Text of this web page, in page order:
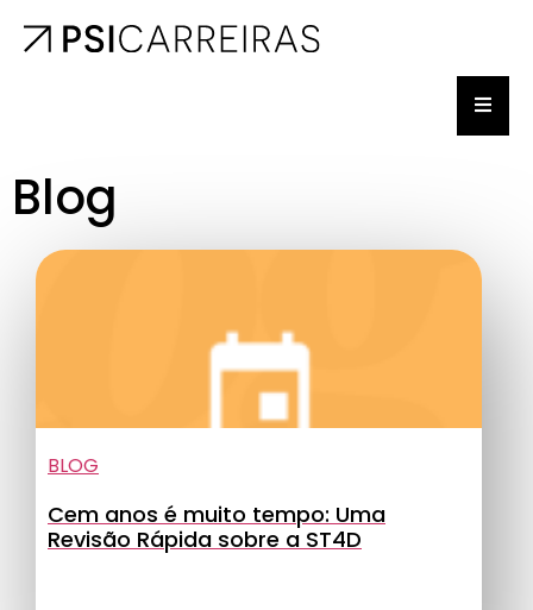
Blog
BLOG
Cem anos é muito tempo: Uma
Revisão Rápida sobre a ST4D